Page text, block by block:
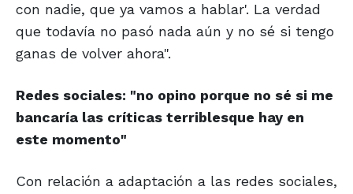
con nadie, que ya vamos a hablar'. La verdad
que todavía no pasó nada aún y no sé si tengo
ganas de volver ahora".
Redes sociales: "no opino porque no sé si me
bancaría las críticas terriblesque hay en
este momento"
Con relación a adaptación a las redes sociales,